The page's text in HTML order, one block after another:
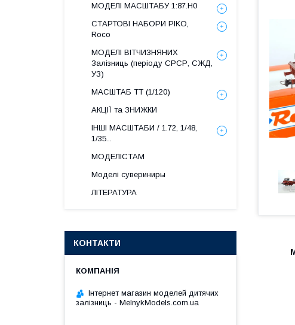
МОДЕЛІ МАСШТАБУ 1:87.H0
СТАРТОВІ НАБОРИ PIKO,
Roco
МОДЕЛІ ВІТЧИЗНЯНИХ
Залізниць (періоду СРСР, СЖД,
УЗ)
МАСШТАБ ТТ (1/120)
АКЦІЇ та ЗНИЖКИ
ІНШІ МАСШТАБИ / 1.72, 1/48,
1/35...
МОДЕЛІСТАМ
Моделі сувериниры
ЛІТЕРАТУРА
КОНТАКТИ
Інтернет магазин моделей дитячих
залізниць - MelnykModels.com.ua